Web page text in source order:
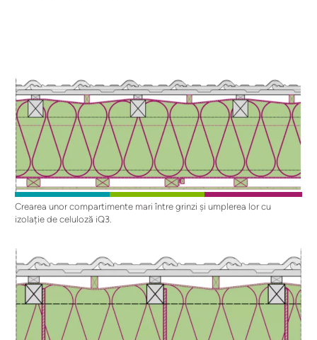
Crearea unor compartimente mari între grinzi și umplerea lor cu
izolație de celuloză iQ3.